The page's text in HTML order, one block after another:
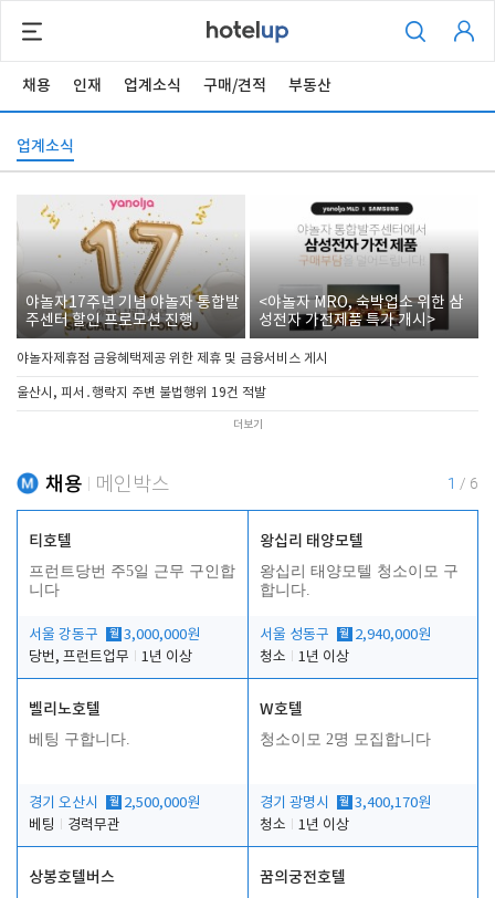
채용 인재 업계소식 구매/견적 부동산
업계소식
야놀자17주년 기념 야놀자 통합발
주센터 할인 프로모션 진행
<야놀자 MRO, 숙박업소 위한 삼
성전자 가전제품 특가 개시>
야놀자제휴점 금융혜택제공 위한 제휴 및 금융서비스 게시
울산시, 피서․행락지 주변 불법행위 19건 적발
더보기
채용 메인박스 1 / 6
티호텔
프런트당번 주5일 근무 구인합
니다
서울 강동구 월 3,000,000원
당번, 프런트업무
1년 이상
왕십리 태양모텔
왕십리 태양모텔 청소이모 구
합니다.
서울 성동구 월 2,940,000원
청소
1년 이상
벨리노호텔
베팅 구합니다.
경기 오산시 월 2,500,000원
베팅
경력무관
W호텔
청소이모 2명 모집합니다
경기 광명시 월 3,400,170원
청소
1년 이상
상봉호텔버스 꿈의궁전호텔